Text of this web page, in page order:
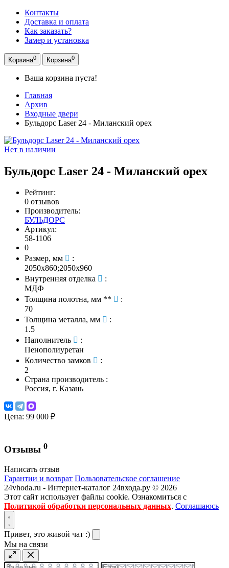
Контакты
Доставка и оплата
Как заказать?
Замер и установка
Корзина0 Корзина0
Ваша корзина пуста!
Главная
Архив
Входные двери
Бульдорс Laser 24 - Миланский орех
Нет в наличии
Бульдорс Laser 24 - Миланский орех
Рейтинг:
0 отзывов
Производитель:
БУЛЬДОРС
Артикул:
58-1106
0
Размер, мм
:
2050х860;2050х960
Внутренняя отделка
:
МДФ
Толщина полотна, мм **
:
70
Толщина металла, мм
:
1.5
Наполнитель
:
Пенополиуретан
Количество замков
:
2
Страна производитель :
Россия, г. Казань
Цена: 99 000 ₽
Отзывы 0
Написать отзыв
Гарантии и возврат Пользовательское соглашение
24vhoda.ru - Интернет-каталог 24входа.ру © 2026
Этот сайт использует файлы cookie. Ознакомиться с
Политикой обработки персональных данных. Соглашаюсь
Привет, это живой чат :)
Мы на связи